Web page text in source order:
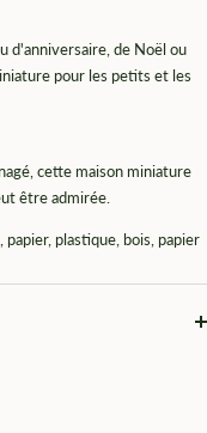
d'anniversaire, de Noël ou
pour les petits et les
cette maison miniature
être admirée.
plastique, bois, papier